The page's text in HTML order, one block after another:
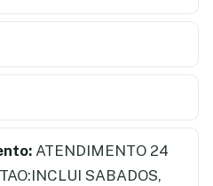
ATENDIMENTO 24
SABADOS,